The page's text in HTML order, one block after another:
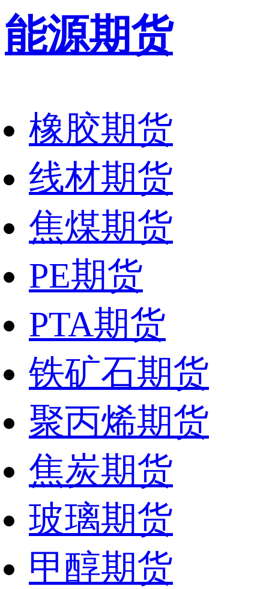
能源期货
橡胶期货
线材期货
焦煤期货
PE期货
PTA期货
铁矿石期货
聚丙烯期货
焦炭期货
玻璃期货
甲醇期货